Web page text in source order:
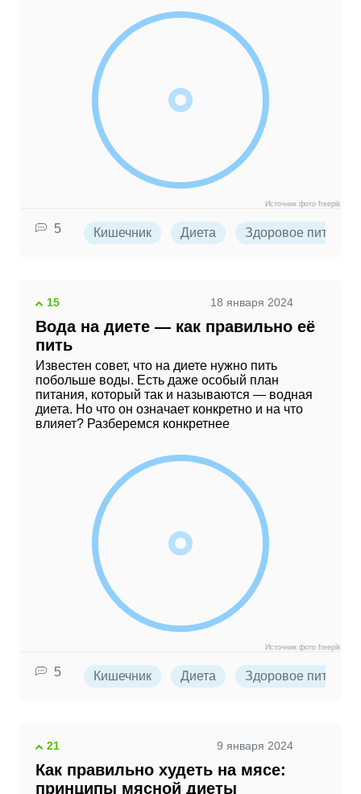
Источник фото freepik
5 Кишечник Диета Здоровое питание
15 18 января 2024
Вода на диете — как правильно её
пить
Известен совет, что на диете нужно пить
побольше воды. Есть даже особый план
питания, который так и называются — водная
диета. Но что он означает конкретно и на что
влияет? Разберемся конкретнее
Источник фото freepik
5 Кишечник Диета Здоровое питание
21 9 января 2024
Как правильно худеть на мясе:
принципы мясной диеты